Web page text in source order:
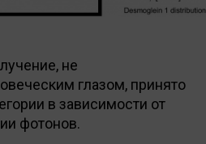
не
глазом, принято
в зависимости от
фотонов.